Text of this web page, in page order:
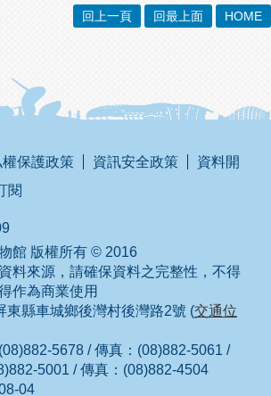
回上一頁 回最上面 HOME
權保護政策 資訊安全政策
資料開
閱
館 版權所有 © 2016
料來源，請確保資料之完整性，不得
作為商業使用
東縣車城鄉後灣村後灣路2號 (交通位
5678 / 傳真：(08)882-5061 /
5001 / 傳真：(08)882-4504
04